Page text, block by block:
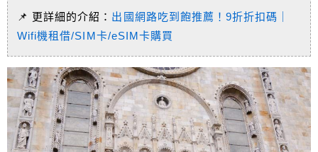
📌 更詳細的介紹： 出國網路吃到飽推薦！9折折扣碼｜
Wifi機租借/SIM卡/eSIM卡購買